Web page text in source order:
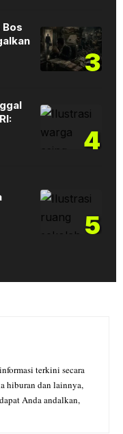
3
4
5
terkini secara
hiburan dan lainnya,
Anda andalkan,